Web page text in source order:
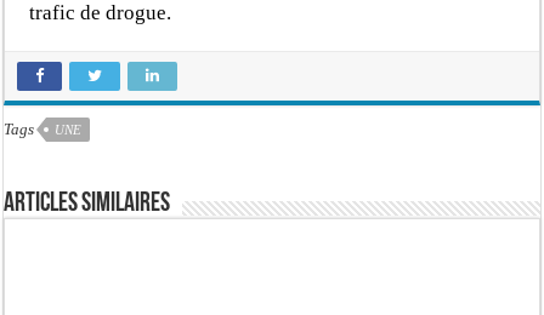
trafic de drogue.
Tags UNE
Articles similaires